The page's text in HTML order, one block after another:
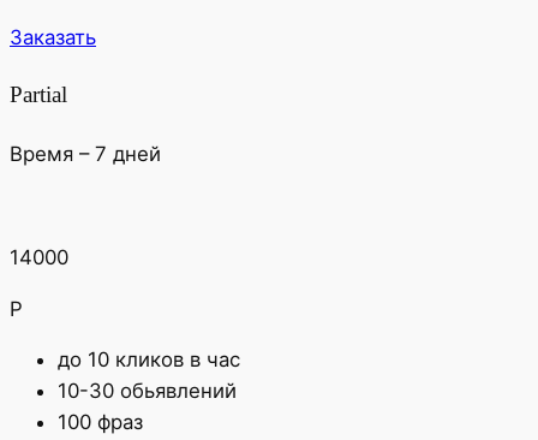
Заказать
Partial
Время – 7 дней
14000
Р
до 10 кликов в час
10-30 обьявлений
100 фраз